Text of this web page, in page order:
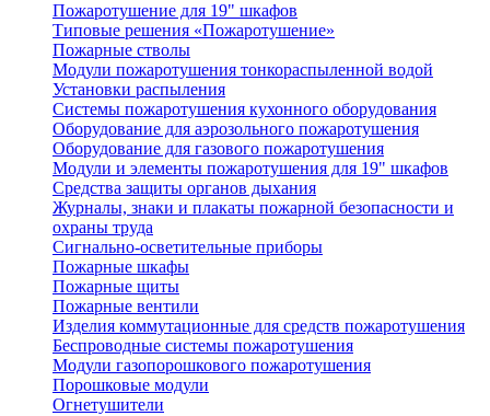
Пожаротушение для 19" шкафов
Типовые решения «Пожаротушение»
Пожарные стволы
Модули пожаротушения тонкораспыленной водой
Установки распыления
Системы пожаротушения кухонного оборудования
Оборудование для аэрозольного пожаротушения
Оборудование для газового пожаротушения
Модули и элементы пожаротушения для 19" шкафов
Средства защиты органов дыхания
Журналы, знаки и плакаты пожарной безопасности и
охраны труда
Сигнально-осветительные приборы
Пожарные шкафы
Пожарные щиты
Пожарные вентили
Изделия коммутационные для средств пожаротушения
Беспроводные системы пожаротушения
Модули газопорошкового пожаротушения
Порошковые модули
Огнетушители